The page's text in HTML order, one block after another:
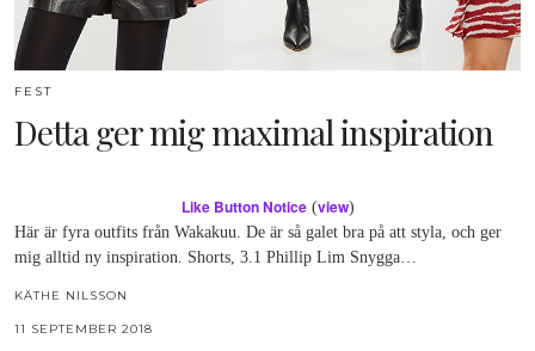
FEST
Detta ger mig maximal inspiration
Like Button Notice(view)
Här är fyra outfits från Wakakuu. De är så galet bra på att styla, och ger
mig alltid ny inspiration. Shorts, 3.1 Phillip Lim Snygga…
KÄTHE NILSSON
11 SEPTEMBER 2018